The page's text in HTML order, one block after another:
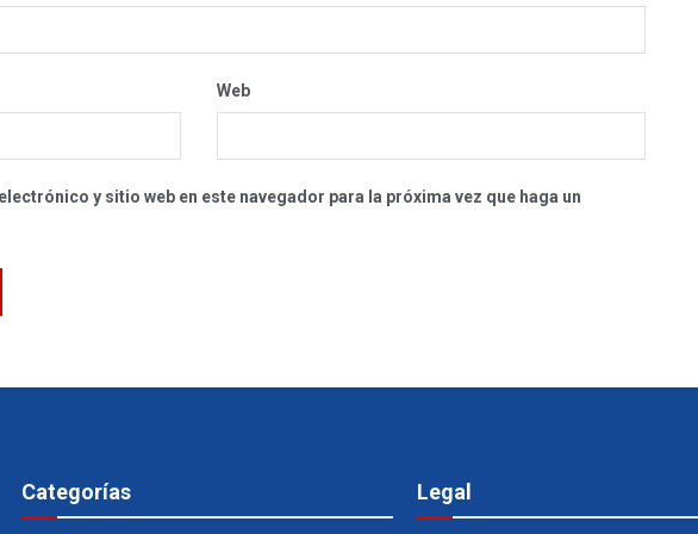
Web
y sitio web en este navegador para la próxima vez que haga un
Categorías Legal